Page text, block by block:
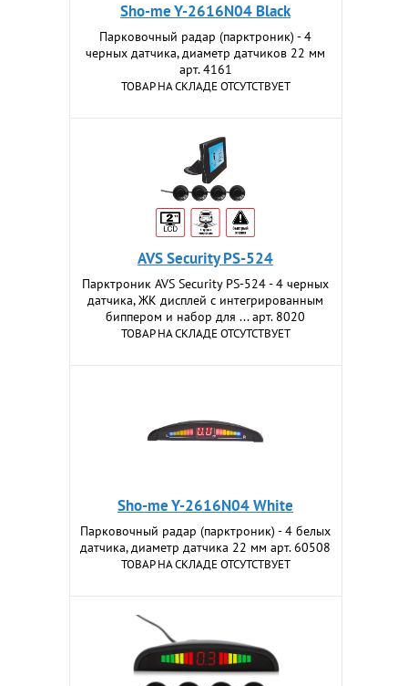
Sho-me Y-2616N04 Black
Парковочный радар (парктроник) - 4
черных датчика, диаметр датчиков 22 мм
арт. 4161
ТОВАР НА СКЛАДЕ ОТСУТСТВУЕТ
AVS Security PS-524
Парктроник AVS Security PS-524 - 4 черных
датчика, ЖК дисплей с интегрированным
биппером и набор для ... арт. 8020
ТОВАР НА СКЛАДЕ ОТСУТСТВУЕТ
Sho-me Y-2616N04 White
Парковочный радар (парктроник) - 4 белых
датчика, диаметр датчика 22 мм арт. 60508
ТОВАР НА СКЛАДЕ ОТСУТСТВУЕТ